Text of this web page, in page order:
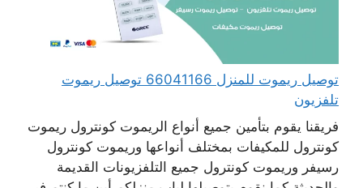
توصيل ريموت للمنزل 66041166 توصيل ريموت
تلفزيون
فريقنا يقوم بتأمين جميع أنواع الريموت كونترول ريموت
كونترول للمكيفات بمختلف أنواعها وريموت كونترول
رسيفر وريموت كونترول جميع التلفزيونات القديمة